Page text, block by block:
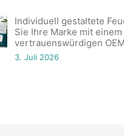
Individuell gestaltete
Sie Ihre Marke mit einem
vertrauenswürdigen
3. Juli 2026